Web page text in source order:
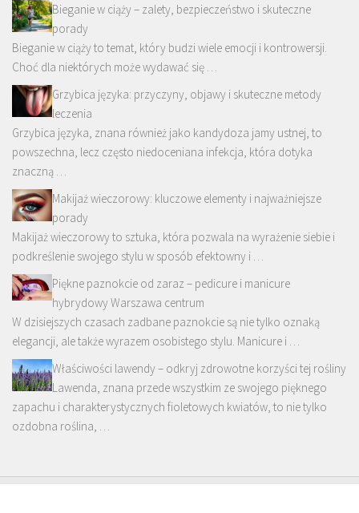
Bieganie w ciąży – zalety, bezpieczeństwo i skuteczne
porady
Bieganie w ciąży to temat, który budzi wiele emocji i kontrowersji.
Choć dla niektórych może wydawać się …
Grzybica języka: przyczyny, objawy i skuteczne metody
leczenia
Grzybica języka, znana również jako kandydoza jamy ustnej, to
powszechna, lecz często niedoceniana infekcja, która dotyka
znaczną …
Makijaż wieczorowy: kluczowe elementy i najważniejsze
porady
Makijaż wieczorowy to sztuka, która pozwala na wyrażenie siebie i
podkreślenie swojego stylu w sposób efektowny i …
Piękne paznokcie od zaraz – pedicure i manicure
hybrydowy Warszawa centrum
W dzisiejszych czasach zadbane paznokcie są nie tylko oznaką
elegancji, ale także wyrazem osobistego stylu. Manicure i …
Właściwości lawendy – odkryj zdrowotne korzyści tej rośliny
Lawenda, znana przede wszystkim ze swojego pięknego
zapachu i charakterystycznych fioletowych kwiatów, to nie tylko
ozdobna roślina, …